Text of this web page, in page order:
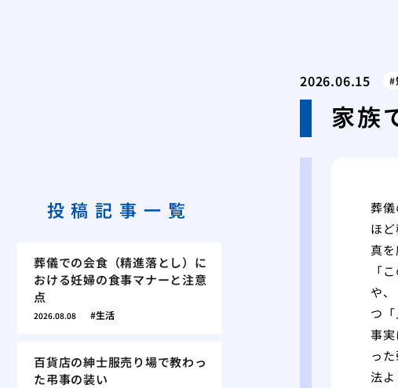
2026.06.15
家族
葬
ほ
真
「
や
つ
事
っ
法
投稿記事一覧
葬儀での会食（精進落とし）に
おける妊婦の食事マナーと注意
点
2026.08.08 生活
百貨店の紳士服売り場で教わっ
た弔事の装い